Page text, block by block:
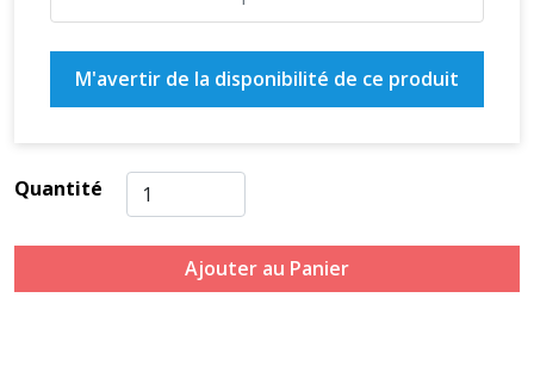
M'avertir de la disponibilité de ce produit
Quantité
Ajouter au Panier